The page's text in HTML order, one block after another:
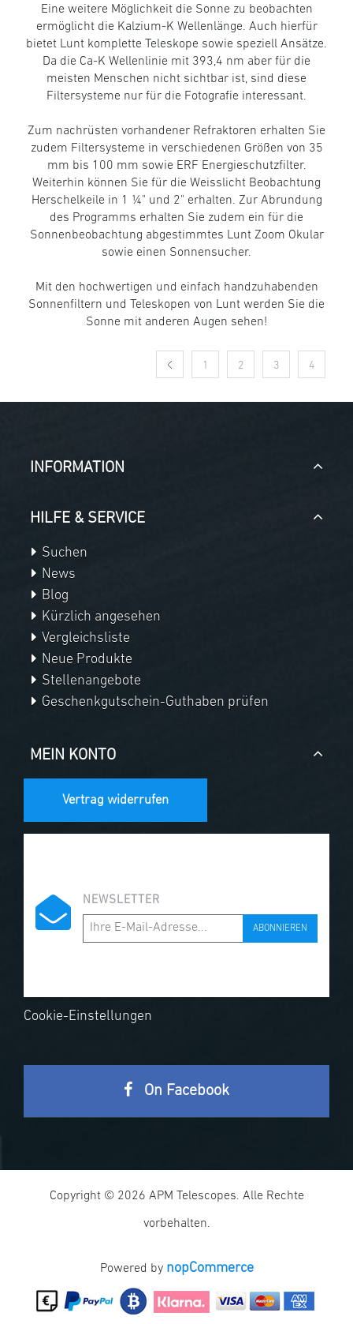
Eine weitere Möglichkeit die Sonne zu beobachten
ermöglicht die Kalzium-K Wellenlänge. Auch hierfür
bietet Lunt komplette Teleskope sowie speziell Ansätze.
Da die Ca-K Wellenlinie mit 393,4 nm aber für die
meisten Menschen nicht sichtbar ist, sind diese
Filtersysteme nur für die Fotografie interessant.
Zum nachrüsten vorhandener Refraktoren erhalten Sie
zudem Filtersysteme in verschiedenen Größen von 35
mm bis 100 mm sowie ERF Energieschutzfilter.
Weiterhin können Sie für die Weisslicht Beobachtung
Herschelkeile in 1 ¼" und 2" erhalten. Zur Abrundung
des Programms erhalten Sie zudem ein für die
Sonnenbeobachtung abgestimmtes Lunt Zoom Okular
sowie einen Sonnensucher.
Mit den hochwertigen und einfach handzuhabenden
Sonnenfiltern und Teleskopen von Lunt werden Sie die
Sonne mit anderen Augen sehen!
1 2 3 4
INFORMATION
HILFE & SERVICE
Suchen
News
Blog
Kürzlich angesehen
Vergleichsliste
Neue Produkte
Stellenangebote
Geschenkgutschein-Guthaben prüfen
MEIN KONTO
Vertrag widerrufen
NEWSLETTER
ABONNIEREN
Cookie-Einstellungen
On Facebook
Copyright © 2026 APM Telescopes. Alle Rechte
vorbehalten.
Powered by nopCommerce